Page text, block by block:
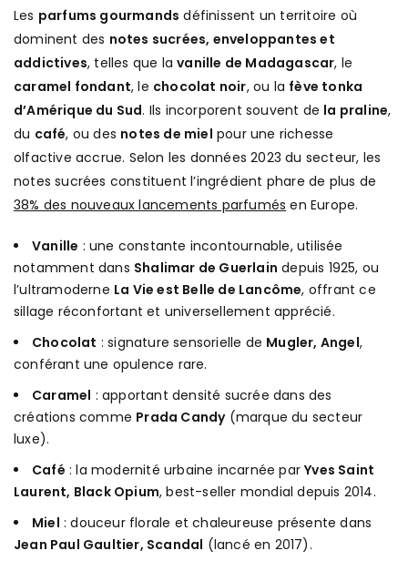
Les parfums gourmands définissent un territoire où
dominent des notes sucrées, enveloppantes et
addictives, telles que lavanille de Madagascar, le
caramel fondant, le chocolat noir, ou la fève tonka
d’Amérique du Sud. Ils incorporent souvent de la praline,
du café, ou des notes de miel pour une richesse
olfactive accrue. Selon les données 2023 du secteur, les
notes sucrées constituent l’ingrédient phare de plus de
38% des nouveaux lancements parfumés en Europe.
Vanille : une constante incontournable, utilisée
notamment dans Shalimar de Guerlain depuis 1925, ou
l’ultramoderne La Vie est Belle de Lancôme, offrant ce
sillage réconfortant et universellement apprécié.
Chocolat : signature sensorielle de Mugler, Angel,
conférant une opulence rare.
Caramel : apportant densité sucrée dans des
créations comme Prada Candy(marque du secteur
luxe).
Café : la modernité urbaine incarnée parYves Saint
Laurent, Black Opium, best-seller mondial depuis 2014.
Miel : douceur florale et chaleureuse présente dans
Jean Paul Gaultier, Scandal (lancé en 2017).